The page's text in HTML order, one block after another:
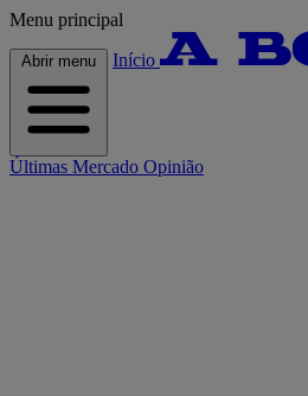
Menu principal
Abrir menu Início
Últimas Mercado Opinião